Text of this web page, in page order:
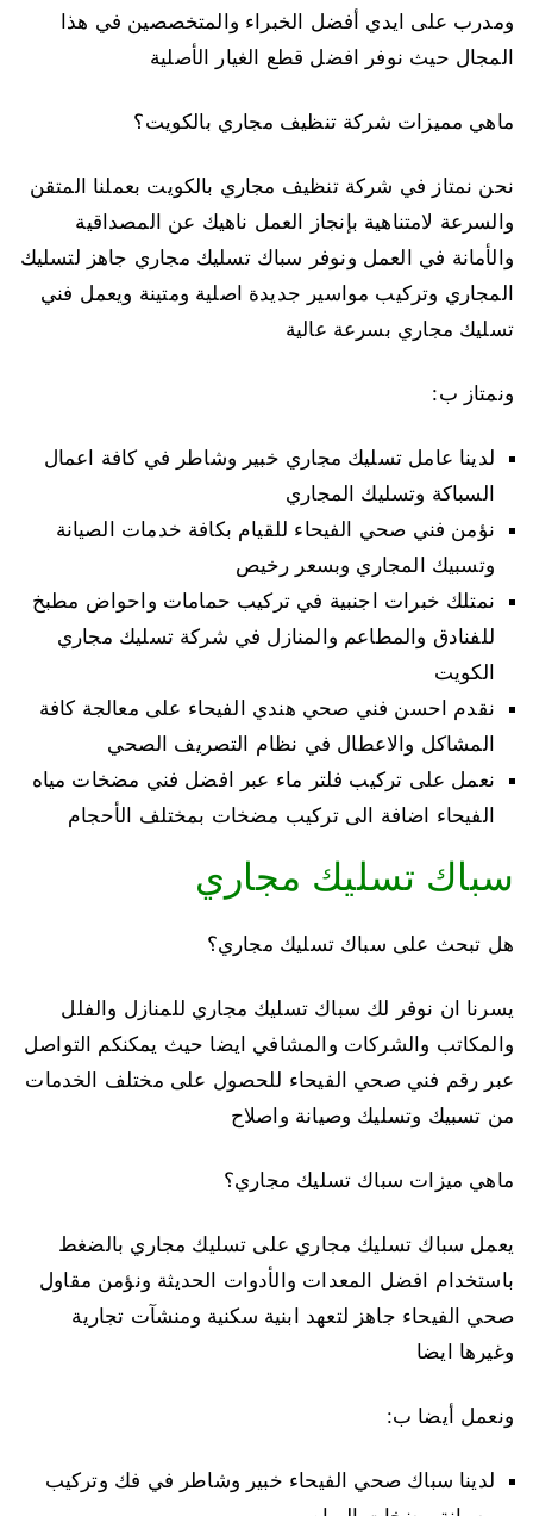
ومدرب على ايدي أفضل الخبراء والمتخصصين في هذا
المجال حيث نوفر افضل قطع الغيار الأصلية
ماهي مميزات شركة تنظيف مجاري بالكويت؟
نحن نمتاز في شركة تنظيف مجاري بالكويت بعملنا المتقن
والسرعة لامتناهية بإنجاز العمل ناهيك عن المصداقية
والأمانة في العمل ونوفر سباك تسليك مجاري جاهز لتسليك
المجاري وتركيب مواسير جديدة اصلية ومتينة ويعمل فني
تسليك مجاري بسرعة عالية
ونمتاز ب:
لدينا عامل تسليك مجاري خبير وشاطر في كافة اعمال
السباكة وتسليك المجاري
نؤمن فني صحي الفيحاء للقيام بكافة خدمات الصيانة
وتسبيك المجاري وبسعر رخيص
نمتلك خبرات اجنبية في تركيب حمامات واحواض مطبخ
للفنادق والمطاعم والمنازل في شركة تسليك مجاري
الكويت
نقدم احسن فني صحي هندي الفيحاء على معالجة كافة
المشاكل والاعطال في نظام التصريف الصحي
نعمل على تركيب فلتر ماء عبر افضل فني مضخات مياه
الفيحاء اضافة الى تركيب مضخات بمختلف الأحجام
سباك تسليك مجاري
هل تبحث على سباك تسليك مجاري؟
يسرنا ان نوفر لك سباك تسليك مجاري للمنازل والفلل
والمكاتب والشركات والمشافي ايضا حيث يمكنكم التواصل
عبر رقم فني صحي الفيحاء للحصول على مختلف الخدمات
من تسبيك وتسليك وصيانة واصلاح
ماهي ميزات سباك تسليك مجاري؟
يعمل سباك تسليك مجاري على تسليك مجاري بالضغط
باستخدام افضل المعدات والأدوات الحديثة ونؤمن مقاول
صحي الفيحاء جاهز لتعهد ابنية سكنية ومنشآت تجارية
وغيرها ايضا
ونعمل أيضا ب:
لدينا سباك صحي الفيحاء خبير وشاطر في فك وتركيب